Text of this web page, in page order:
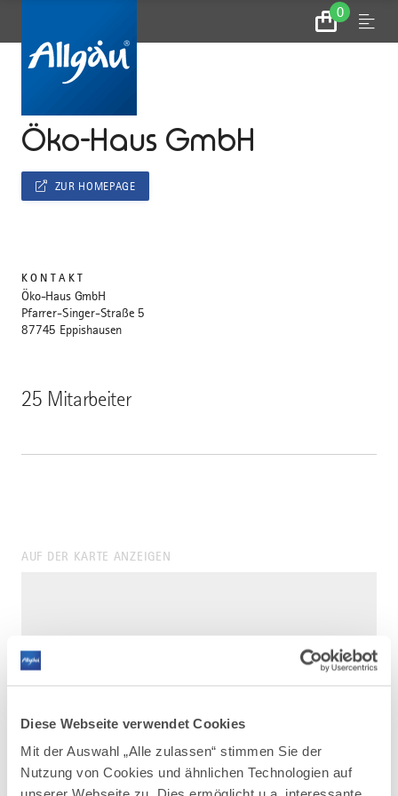
Diese Webseite verwendet Cookies
Mit der Auswahl „Alle zulassen“ stimmen Sie der
Nutzung von Cookies und ähnlichen Technologien auf
0
Zum
Warenkorb
Menu
Öko-Haus GmbH
25 Mitarbeiter
ZUR HOMEPAGE
KONTAKT
Öko-Haus GmbH
Pfarrer-Singer-Straße 5
87745 Eppishausen
AUF DER KARTE ANZEIGEN